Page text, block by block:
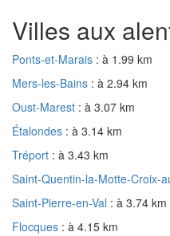
Villes aux
Ponts-et-Marais : à 1.99 km
Mers-les-Bains : à 2.94 km
Oust-Marest : à 3.07 km
Étalondes : à 3.14 km
Tréport : à 3.43 km
Saint-Quentin-la-Motte-Croix-
Saint-Pierre-en-Val : à 3.74 km
Flocques : à 4.15 km